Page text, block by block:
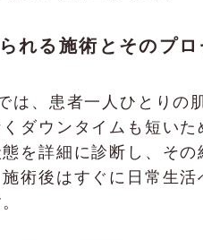
れる施術とそのプロ
は、患者一人ひとりの
ダウンタイムも短い
を詳細に診断し、そ
術後はすぐに日常生